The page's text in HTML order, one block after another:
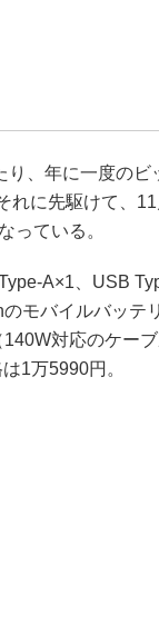
、年に一度のビ
れに先駆けて、11
っている。
A×1、USB
モバイルバッテ
対応のケー
1万5990円。